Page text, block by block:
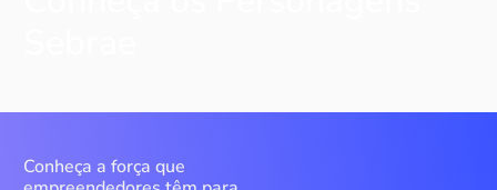
Conheça a força que